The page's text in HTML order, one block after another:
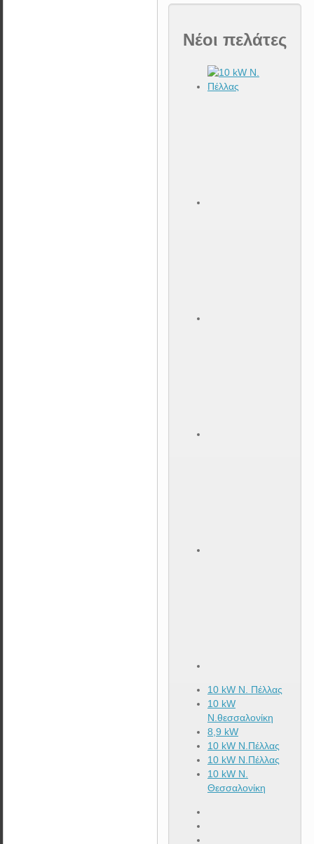
Νέοι πελάτες
10 kW Ν. Πέλλας
10 kW
Ν.θεσσαλονίκη
8,9 kW
10 kW Ν.Πέλλας
10 kW N.Πέλλας
10 kW N.
Θεσσαλονίκη